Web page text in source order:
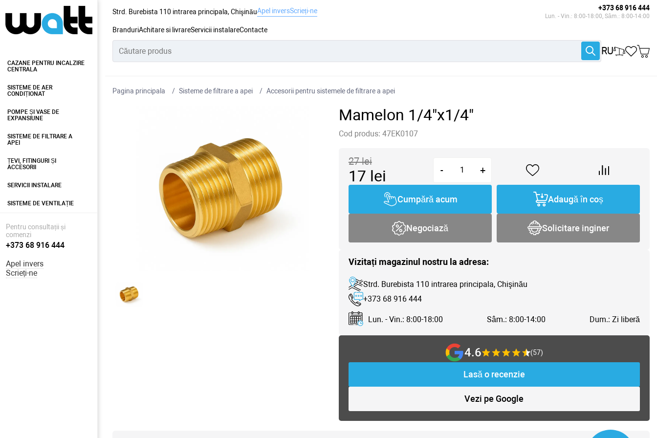
Strd. Burebista 110 intrarea principala, ChişinăuApel inversScrieți-ne +373 68 916 444
Lun. - Vin.: 8:00-18:00, Sâm.: 8:00-14:00
BranduriAchitare si livrareServicii instalareContacte
RU
CAZANE PENTRU INCALZIRE
CENTRALA
SISTEME DE AER
CONDIȚIONAT
POMPE ȘI VASE DE
EXPANSIUNE
SISTEME DE FILTRARE A
APEI
ȚEVI, FITINGURI ȘI
ACCESORII
SERVICII INSTALARE
SISTEME DE VENTILAȚIE
Pentru consultații și
comenzi
+373 68 916 444
Apel invers
Scrieți-ne
Pagina principala Sisteme de filtrare a apei Accesorii pentru sistemele de filtrare a apei
Mamelon 1/4"x1/4"
Cod produs: 47EK0107
27lei
17 lei - +
Cumpără acum Adaugă în coș
Negociază Solicitare inginer
Vizitați magazinul nostru la adresa:
Strd. Burebista 110 intrarea principala, Chişinău
+373 68 916 444
Lun. - Vin.: 8:00-18:00 Sâm.: 8:00-14:00 Dum.: Zi liberă
4.6 (57)
Lasă o recenzie
Vezi pe Google